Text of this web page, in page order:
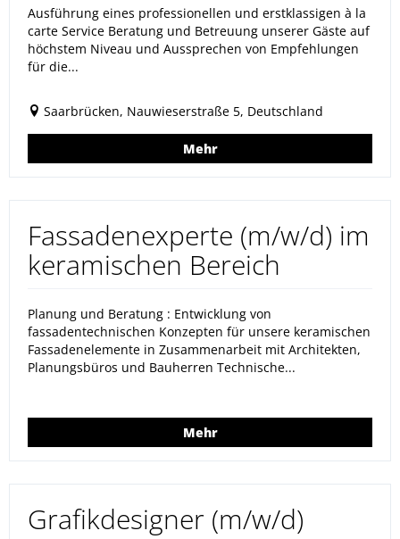
Ausführung eines professionellen und erstklassigen à la
carte Service Beratung und Betreuung unserer Gäste auf
höchstem Niveau und Aussprechen von Empfehlungen
für die...
Saarbrücken, Nauwieserstraße 5, Deutschland
Mehr
Fassadenexperte (m/w/d) im
keramischen Bereich
Planung und Beratung : Entwicklung von
fassadentechnischen Konzepten für unsere keramischen
Fassadenelemente in Zusammenarbeit mit Architekten,
Planungsbüros und Bauherren Technische...
Mehr
Grafikdesigner (m/w/d)